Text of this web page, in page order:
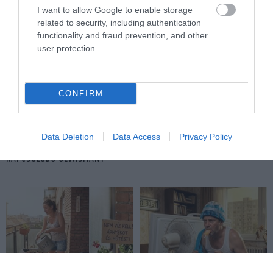
I want to allow Google to enable storage
related to security, including authentication
functionality and fraud prevention, and other
user protection.
CONFIRM
Data Deletion Data Access Privacy Policy
25
MEGOSZTÁS
PADLÓBURKOLAT
KAPCSOLÓDÓ OLVASMÁNY